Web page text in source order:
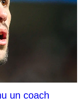
un coach